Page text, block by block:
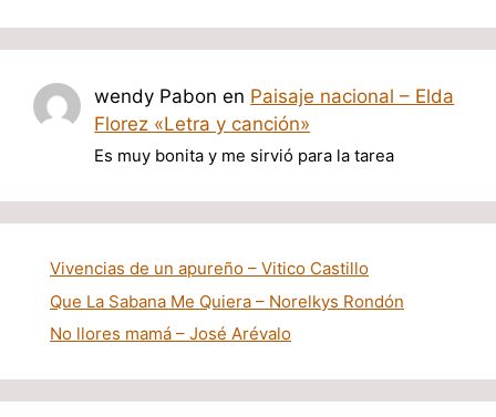
wendy Pabon en Paisaje nacional – Elda
Florez «Letra y canción»
Es muy bonita y me sirvió para la tarea
Vivencias de un apureño – Vitico Castillo
Que La Sabana Me Quiera – Norelkys Rondón
No llores mamá – José Arévalo